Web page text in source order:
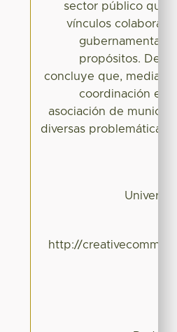
sector público que
vínculos
propósitos. Del
concluye que,
coordinación en
asociación de
diversas problemáticas
http://